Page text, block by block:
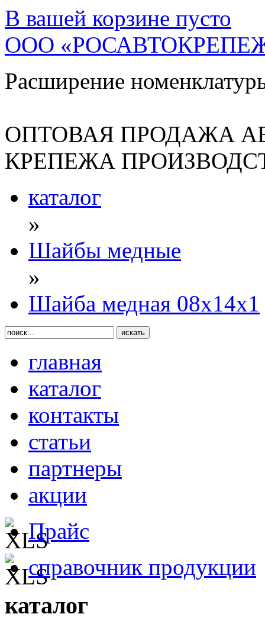
В вашей корзине пусто
ООО
Расширение
ОПТОВАЯ ПРОДАЖА
КРЕПЕЖА
каталог
»
Шайбы медные
»
Шайба медная 08х14х1
главная
каталог
контакты
статьи
партнеры
акции
Прайс
справочник продукции
каталог